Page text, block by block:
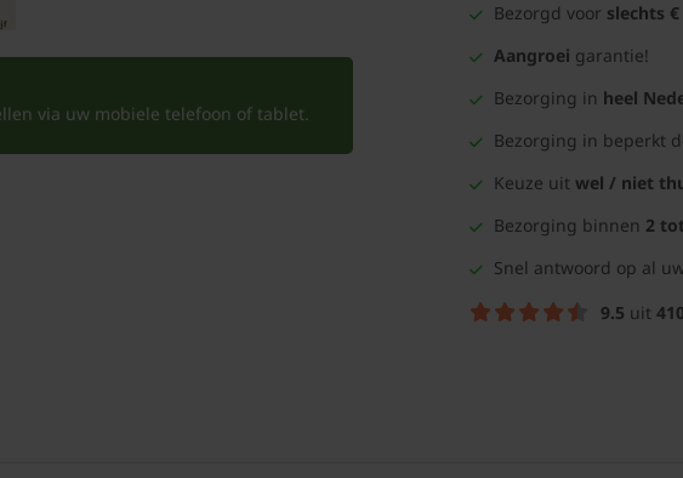
via uw mobiele telefoon of tablet.
Bezorgd voor slechts €
Aangroei garantie!
Bezorging in heel
Bezorging in beperkt
Keuze uit wel / niet
Bezorging binnen 2
Snel antwoord op al
9.5 uit